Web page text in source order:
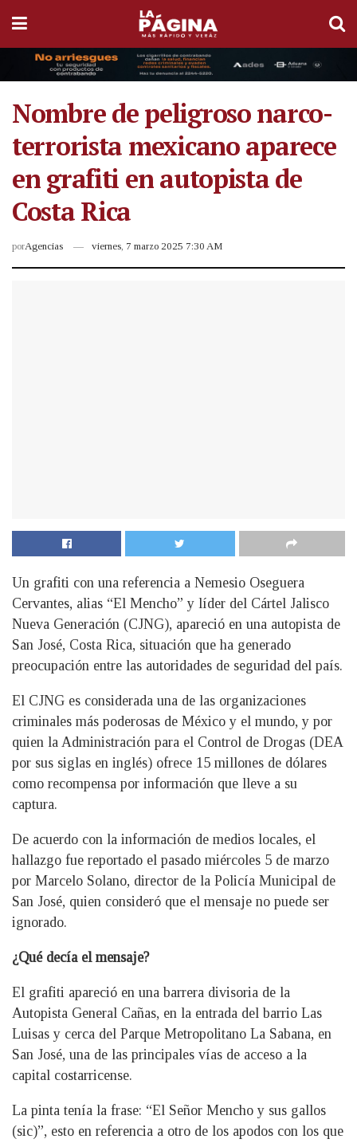
Nombre de peligroso narco-
terrorista mexicano aparece
en grafiti en autopista de
Costa Rica
porAgencias viernes, 7 marzo 2025 7:30 AM
Un grafiti con una referencia a Nemesio Oseguera
Cervantes, alias “El Mencho” y líder del Cártel Jalisco
Nueva Generación (CJNG), apareció en una autopista de
San José, Costa Rica, situación que ha generado
preocupación entre las autoridades de seguridad del país.
El CJNG es considerada una de las organizaciones
criminales más poderosas de México y el mundo, y por
quien la Administración para el Control de Drogas (DEA
por sus siglas en inglés) ofrece 15 millones de dólares
como recompensa por información que lleve a su
captura.
De acuerdo con la información de medios locales, el
hallazgo fue reportado el pasado miércoles 5 de marzo
por Marcelo Solano, director de la Policía Municipal de
San José, quien consideró que el mensaje no puede ser
ignorado.
¿Qué decía el mensaje?
El grafiti apareció en una barrera divisoria de la
Autopista General Cañas, en la entrada del barrio Las
Luisas y cerca del Parque Metropolitano La Sabana, en
San José, una de las principales vías de acceso a la
capital costarricense.
La pinta tenía la frase: “El Señor Mencho y sus gallos
(sic)”, esto en referencia a otro de los apodos con los que